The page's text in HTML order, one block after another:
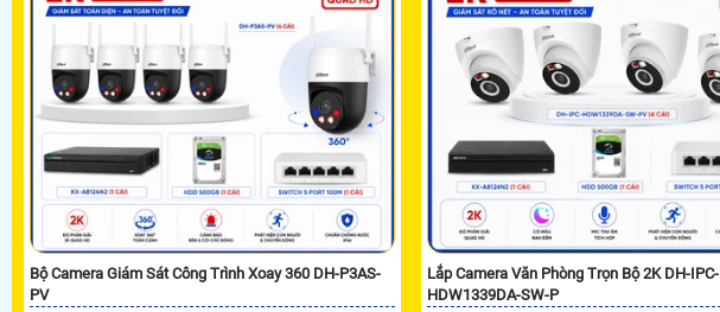
Bộ Camera Giám Sát Công Trình Xoay 360 DH-P3AS-
PV
Lắp Camera Văn Phòng Trọn Bộ 2K DH-IPC-
HDW1339DA-SW-P